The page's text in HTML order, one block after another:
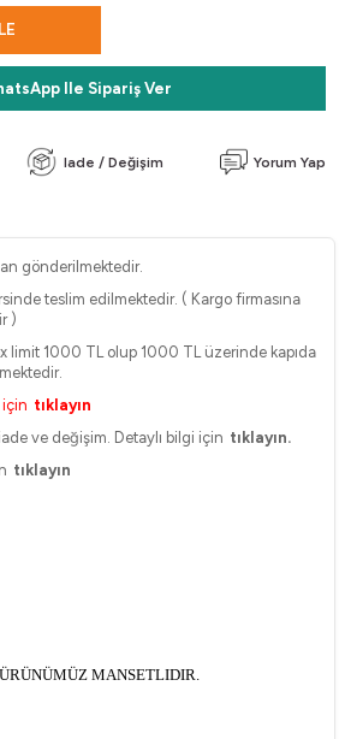
Ile Sipariş Ver
Iade / Değişim Yorum Yap
gönderilmektedir.
teslim edilmektedir. ( Kargo firmasına
)
limit 1000 TL olup 1000 TL üzerinde kapıda
tıklayın
ve değişim. Detaylı bilgi için tıklayın.
tıklayın
ÜRÜNÜMÜZ MANSETLIDIR.